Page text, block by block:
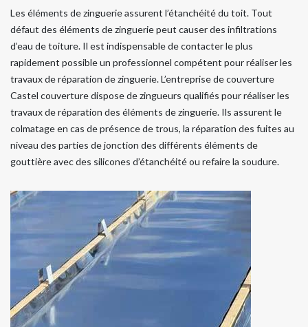
Les éléments de zinguerie assurent l’étanchéité du toit. Tout
défaut des éléments de zinguerie peut causer des infiltrations
d’eau de toiture. Il est indispensable de contacter le plus
rapidement possible un professionnel compétent pour réaliser les
travaux de réparation de zinguerie. L’entreprise de couverture
Castel couverture dispose de zingueurs qualifiés pour réaliser les
travaux de réparation des éléments de zinguerie. Ils assurent le
colmatage en cas de présence de trous, la réparation des fuites au
niveau des parties de jonction des différents éléments de
gouttière avec des silicones d’étanchéité ou refaire la soudure.